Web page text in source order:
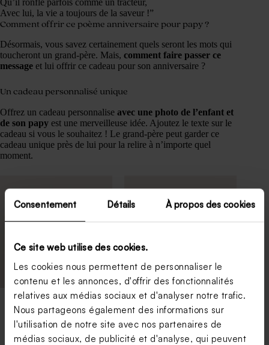
Consentement Détails À propos des cookies
Ce site web utilise des cookies.
Les cookies nous permettent de personnaliser le
contenu et les annonces, d'offrir des fonctionnalités
relatives aux médias sociaux et d'analyser notre trafic.
Nous partageons également des informations sur
l'utilisation de notre site avec nos partenaires de
médias sociaux, de publicité et d'analyse, qui peuvent
Avec lui, la vie a toujours de la saveur !”
Comment offrir ce poème anniversaire pour papy ?
Désormais, vous savez certainement quels seront les mots qui
toucheront un grand-père. Mais, comment faire passer ce
message et lui offrir ce cadeau pour son anniversaire ?
Un cadeau personnalisé unique
Offrez un cadeau personnalise avec une photo de l’enfant et
de son papy est une merveilleuse idée. Ajoutez le texte sur le
cadeau si vous le souhaitez ! Le grand-père peut garder ce
cadeau unique près de lui pour la relire à n’importe quel
moment.
Panneau photos
aluminium pêle-mêle
Gant pour barbecue
en cuir le roi de la
grillade